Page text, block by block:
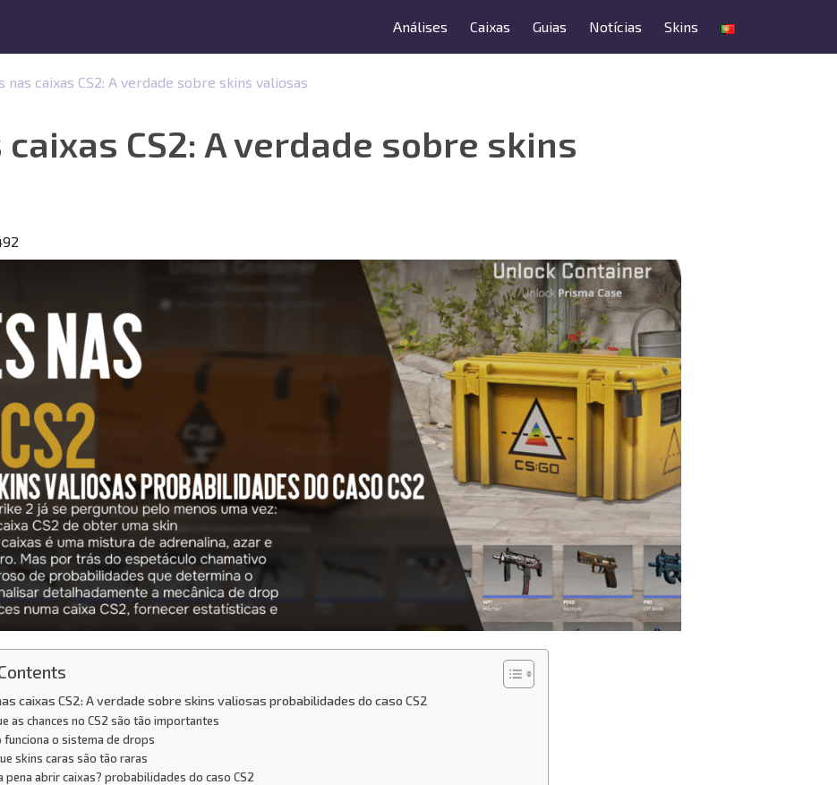
Análises Caixas Guias Notícias Skins
nas caixas CS2: A verdade sobre skins valiosas
caixas CS2: A verdade sobre skins
caixas CS2: A verdade sobre skins valiosas probabilidades do caso CS2
as chances no CS2 são tão importantes
funciona o sistema de drops
skins caras são tão raras
pena abrir caixas? probabilidades do caso CS2